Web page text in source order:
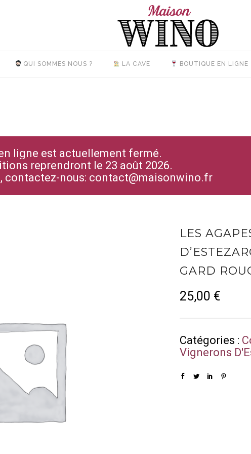
QUI SOMMES NOUS ? LA CAVE BOUTIQUE EN LIGNE
ligne est actuellement fermé.
reprendront le 23 août 2026.
contactez-nous: contact@maisonwino.fr
LES
GARD
25,00 €
Catégories :
Vignerons